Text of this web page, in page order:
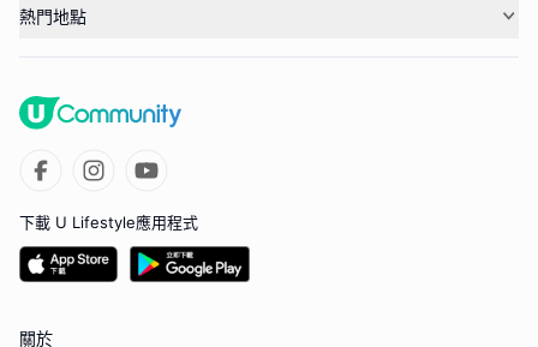
熱門地點
下載 U Lifestyle應用程式
關於